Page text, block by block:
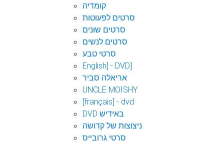
קומדיה
סרטים לפעוטות
סרטים שונים
סרטים לנשים
סרטי טבע
English] - DVD]
אריאלה סביר
UNCLE MOISHY
[français] - dvd
DVD באידיש
ניצוצות של קדושה
סרטי גרובייס